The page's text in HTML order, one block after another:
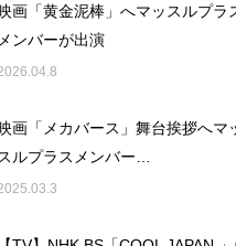
画「黄金泥棒」へマッスルプラ
メンバーが出演
画「メカバース」舞台挨拶へマ
スルプラスメンバー…